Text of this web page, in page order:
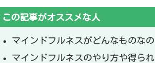
この記事がオススメな人
マインドフルネスがどんなものな
マインドフルネスのやり方や得ら